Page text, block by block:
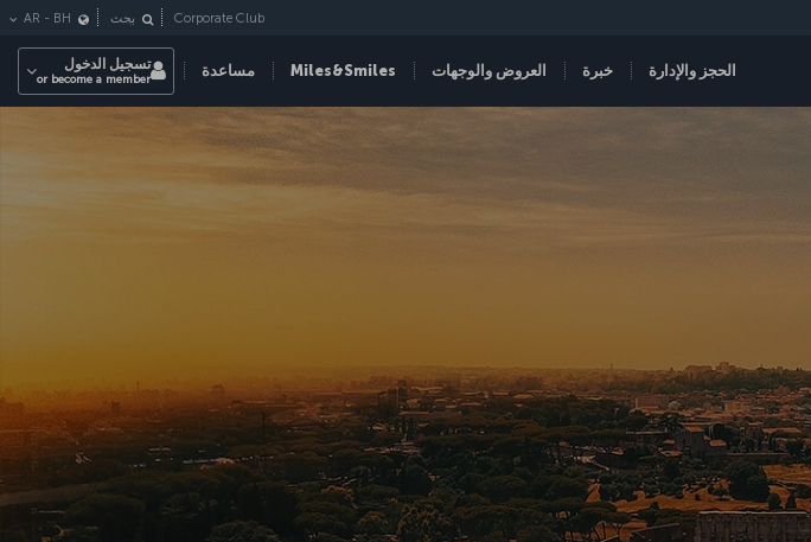
الحجز والإدارة خبرة العروض والوجهات Miles&Smiles مساعدة
Corporate Club بحث AR - BH
تسجيل الدخول
or become a member